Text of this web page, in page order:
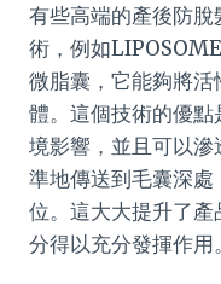
有些高端的產後防
術，例如
微脂囊，它能夠將
體。這個技術的優
境影響，並且可以
準地傳送到毛囊深
位。這大大提升了
分得以充分發揮作用。